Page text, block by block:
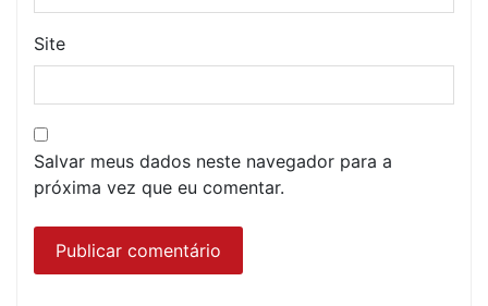
Site
Salvar meus dados neste navegador para a
próxima vez que eu comentar.